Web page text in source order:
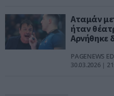
Αταμάν
ήταν
Αρνήθηκε
PAGENEWS
30.03.2026 |